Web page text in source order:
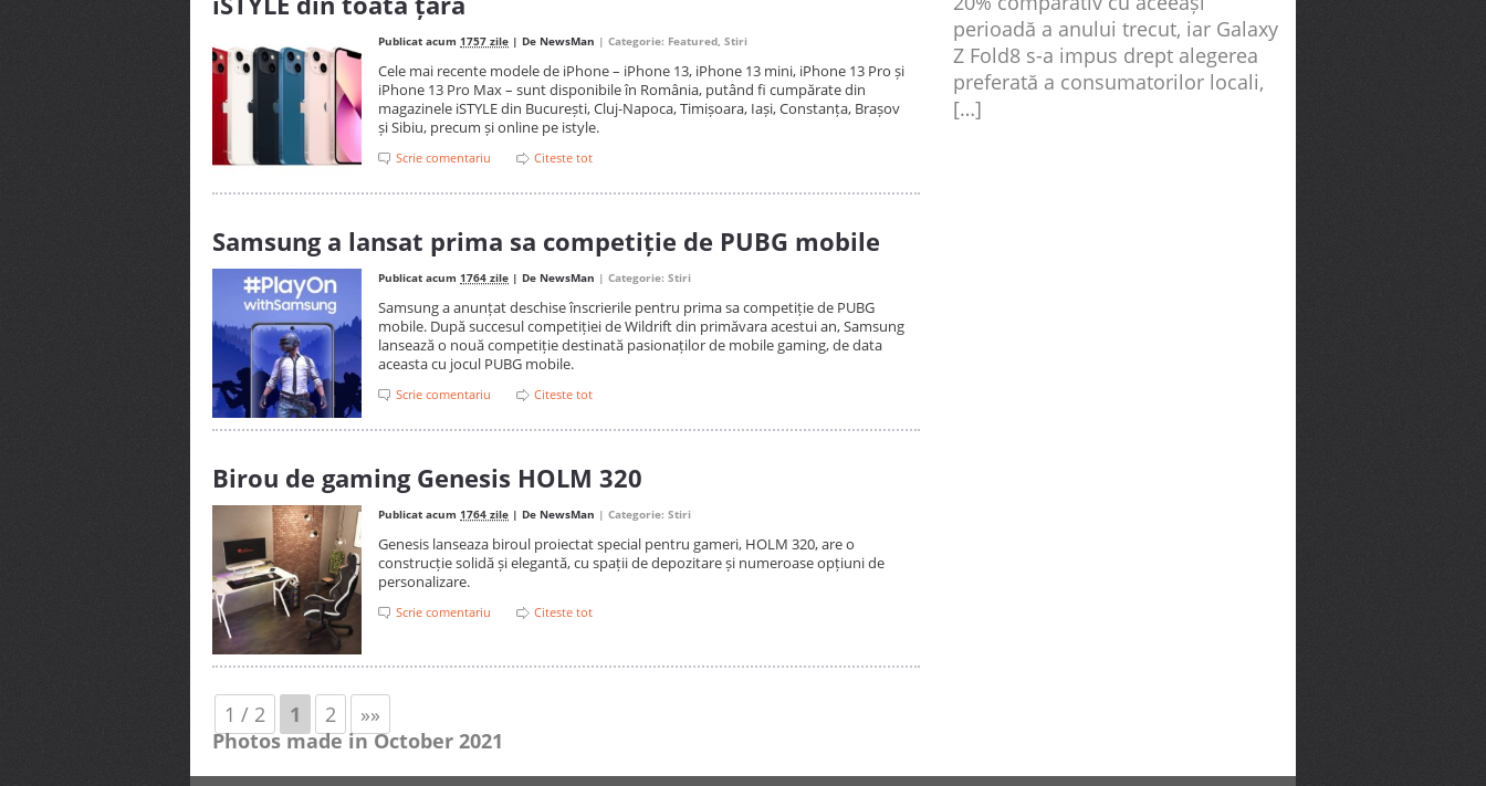
Publicat acum 1757 zile | De NewsMan | Categorie: Featured, Stiri
Cele mai recente modele de iPhone – iPhone 13, iPhone 13 mini, iPhone 13 Pro și
iPhone 13 Pro Max – sunt disponibile în România, putând fi cumpărate din
magazinele iSTYLE din București, Cluj-Napoca, Timișoara, Iași, Constanța, Brașov
și Sibiu, precum și online pe istyle.
Scrie comentariu Citeste tot
Samsung a lansat prima sa competiție de PUBG mobile
Publicat acum 1764 zile | De NewsMan | Categorie: Stiri
Samsung a anunțat deschise înscrierile pentru prima sa competiție de PUBG
mobile. După succesul competiției de Wildrift din primăvara acestui an, Samsung
lansează o nouă competiție destinată pasionaților de mobile gaming, de data
aceasta cu jocul PUBG mobile.
Scrie comentariu Citeste tot
Birou de gaming Genesis HOLM 320
Publicat acum 1764 zile | De NewsMan | Categorie: Stiri
Genesis lanseaza biroul proiectat special pentru gameri, HOLM 320, are o
construcție solidă și elegantă, cu spații de depozitare și numeroase opțiuni de
personalizare.
Scrie comentariu Citeste tot
1 / 2 1 2
»»
Photos made inOctober 2021
perioadă a anului trecut, iar Galaxy
Z Fold8 s-a impus drept alegerea
preferată a consumatorilor locali,
[…]